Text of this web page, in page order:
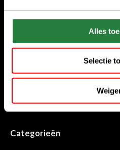
Alles
Selectie
Stuur ons een e-mail
sales@golfdriver.nl
Klantenservice
Informatie
Categorieën